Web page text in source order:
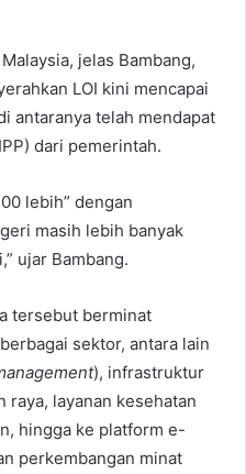
jelas Bambang,
LOI kini mencapai
antaranya telah mendapat
dari pemerintah.
lebih” dengan
masih lebih banyak
ujar Bambang.
tersebut berminat
sektor, antara lain
), infrastruktur
layanan kesehatan
hingga ke platform e-
perkembangan minat